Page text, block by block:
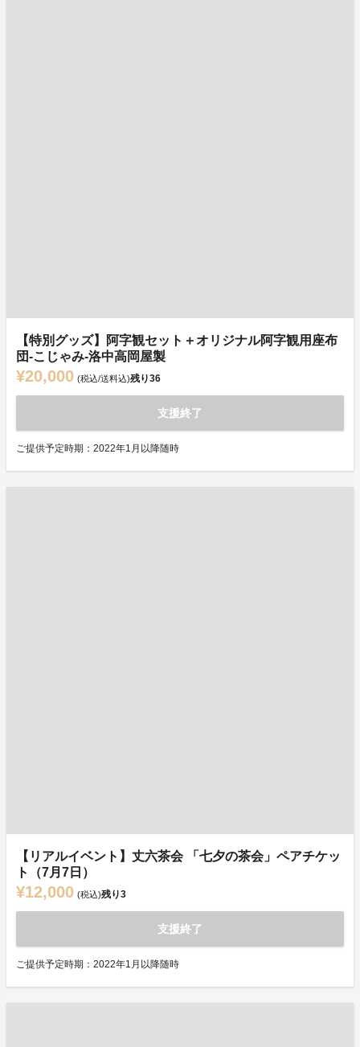
【特別グッズ】阿字観セット＋オリジナル阿字観用座布
団‐こじゃみ‐洛中高岡屋製
¥20,000 (税込/送料込)残り36
支援終了
ご提供予定時期：2022年1月以降随時
【リアルイベント】丈六茶会 「七夕の茶会」ペアチケッ
ト（7月7日）
¥12,000 (税込)残り3
支援終了
ご提供予定時期：2022年1月以降随時